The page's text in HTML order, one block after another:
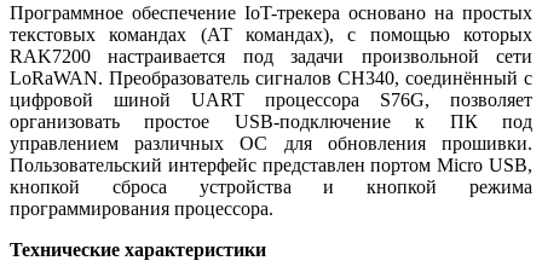
Программное обеспечение IoT-трекера основано на простых
текстовых командах (АТ командах), с помощью которых
RAK7200 настраивается под задачи произвольной сети
LoRaWAN. Преобразователь сигналов CH340, соединённый с
цифровой шиной UART процессора S76G, позволяет
организовать простое USB-подключение к ПК под
управлением различных ОС для обновления прошивки.
Пользовательский интерфейс представлен портом Micro USB,
кнопкой сброса устройства и кнопкой режима
программирования процессора.
Технические характеристики